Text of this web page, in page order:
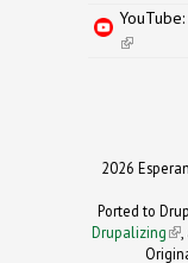
YouTube:
(link is
2026
Ported to
Drupalizing